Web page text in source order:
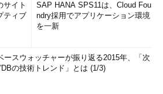
サイト
ティブ
SAP HANA SPS11は、Cloud Fou
ndry採用でアプリケーション環境
を一新
ースウォッチャーが振り返る2015年、「次
の技術トレンド」とは (1/3)